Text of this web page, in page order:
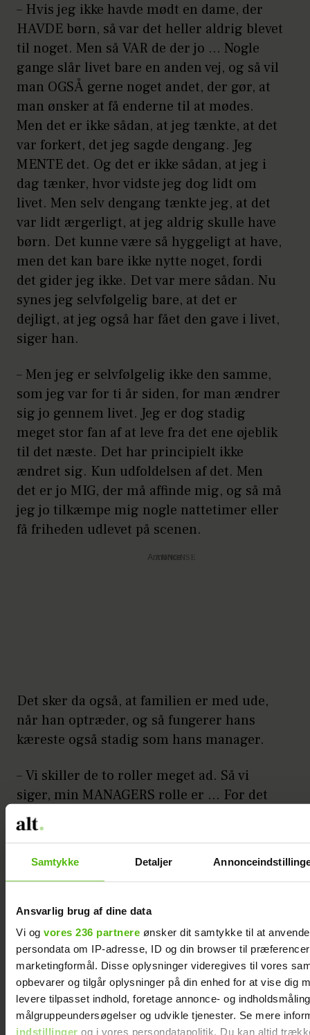
Samtykke Detaljer
Ansvarlig brug af dine data
Vi og vores 236 partnere ønsker dit samtykke til at
persondata om IP-adresse, ID og din browser til
marketingformål. Disse oplysninger videregives til vores
opbevarer og tilgår oplysninger på din enhed for at vise dig
levere tilpasset indhold, foretage annonce- og
målgruppeundersøgelser og udvikle tjenester. Se mere
indstillinger og i vores persondatapolitik. Du kan altid
– Hvis jeg ikke havde mødt en dame, der
HAVDE børn, så var det heller aldrig blevet
til noget. Men så VAR de der jo … Nogle
gange slår livet bare en anden vej, og så vil
man OGSÅ gerne noget andet, der gør, at
man ønsker at få enderne til at mødes.
Men det er ikke sådan, at jeg tænkte, at det
var forkert, det jeg sagde dengang. Jeg
MENTE det. Og det er ikke sådan, at jeg i
dag tænker, hvor vidste jeg dog lidt om
livet. Men selv dengang tænkte jeg, at det
var lidt ærgerligt, at jeg aldrig skulle have
børn. Det kunne være så hyggeligt at have,
men det kan bare ikke nytte noget, fordi
det gider jeg ikke. Det var mere sådan. Nu
synes jeg selvfølgelig bare, at det er
dejligt, at jeg også har fået den gave i livet,
siger han.
– Men jeg er selvfølgelig ikke den samme,
som jeg var for ti år siden, for man ændrer
sig jo gennem livet. Jeg er dog stadig
meget stor fan af at leve fra det ene øjeblik
til det næste. Det har principielt ikke
ændret sig. Kun udfoldelsen af det. Men
det er jo MIG, der må affinde mig, og så må
jeg jo tilkæmpe mig nogle nattetimer eller
få friheden udlevet på scenen.
Annonce
Det sker da også, at familien er med ude,
når han optræder, og så fungerer hans
kæreste også stadig som hans manager.
– Vi skiller de to roller meget ad. Så vi
siger, min MANAGERS rolle er … For det
er jo i arbejdstiden. Men der er mange, der
alligevel kommer over til mig, når vi er på
arbejde, og siger: ”Og så sagde din kæreste
lige …” Hvor jeg må understrege: Nej! Min
hvad vi skulle have at spise, men det var
senere på dagen. Det er man nødt til.
Larmende og stille
Jo mere folk siger, at noget ikke kan lade
sig gøre, des mere får Anders lyst til at